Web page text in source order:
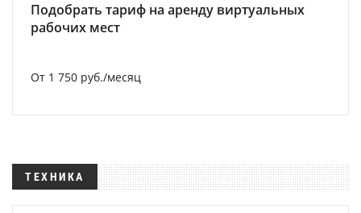
Подобрать тариф на аренду виртуальных
рабочих мест
От 1 750 руб./месяц
ТЕХНИКА